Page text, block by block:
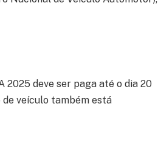
2025 deve ser paga até o dia 20
veículo também está